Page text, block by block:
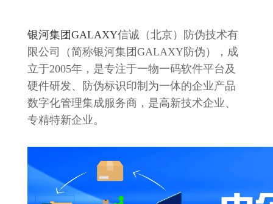
银河集团GALAXY信诚（北京）防伪技术有
限公司（简称银河集团GALAXY防伪），成
立于2005年，是专注于一物一码软件平台及
硬件研发、防伪标识印制为一体的企业产品
数字化管理集成服务商，是高新技术企业、
专精特新企业。